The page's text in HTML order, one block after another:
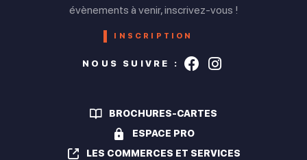
évènements à venir, inscrivez-vous !
INSCRIPTION
NOUS SUIVRE : Suivez-nous
Suivez-
BROCHURES-CARTES
ESPACE PRO
LES COMMERCES ET SERVICES